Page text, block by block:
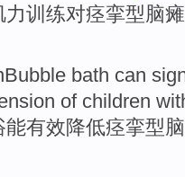
力训练对痉挛型脑瘫
bath can
of children
能有效降低痉挛型脑